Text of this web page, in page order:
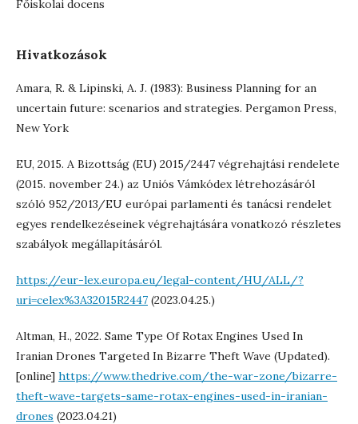
Főiskolai docens
Hivatkozások
Amara, R. & Lipinski, A. J. (1983): Business Planning for an
uncertain future: scenarios and strategies. Pergamon Press,
New York
EU, 2015. A Bizottság (EU) 2015/2447 végrehajtási rendelete
(2015. november 24.) az Uniós Vámkódex létrehozásáról
szóló 952/2013/EU európai parlamenti és tanácsi rendelet
egyes rendelkezéseinek végrehajtására vonatkozó részletes
szabályok megállapításáról.
https://eur-lex.europa.eu/legal-content/HU/ALL/?
uri=celex%3A32015R2447 (2023.04.25.)
Altman, H., 2022. Same Type Of Rotax Engines Used In
Iranian Drones Targeted In Bizarre Theft Wave (Updated).
[online] https://www.thedrive.com/the-war-zone/bizarre-
theft-wave-targets-same-rotax-engines-used-in-iranian-
drones (2023.04.21)